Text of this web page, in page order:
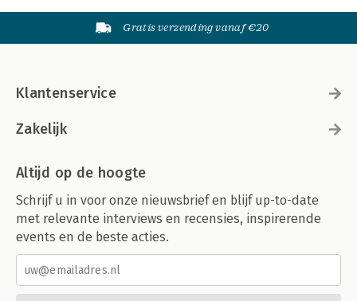
Gratis verzending vanaf €20
Klantenservice
Zakelijk
Altijd op de hoogte
Schrijf u in voor onze nieuwsbrief en blijf up-to-date
met relevante interviews en recensies, inspirerende
events en de beste acties.